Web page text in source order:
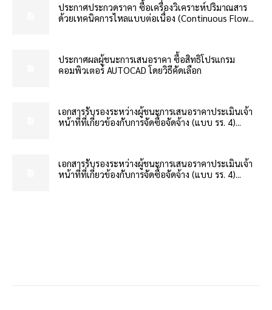
ประกาศประกวดราคา ซื้อเครื่องวิเคราะห์ปริมาณสาร
ด้วยเทคนิคการไหลแบบต่อเนื่อง (Continuous Flow...
ประกาศผลผู้ชนะการเสนอราคา ซื้อสิทธิโปรแกรม
คอมพิวเตอร์ AUTOCAD โดยวิธีคัดเลือก
เอกสารรับรองระหว่างผู้ชนะการเสนอราคาประเมินเจ้า
หน้าที่ที่เกี่ยวข้องกับการจัดซื้อจัดจ้าง (แบบ รร. 4)...
เอกสารรับรองระหว่างผู้ชนะการเสนอราคาประเมินเจ้า
หน้าที่ที่เกี่ยวข้องกับการจัดซื้อจัดจ้าง (แบบ รร. 4)...